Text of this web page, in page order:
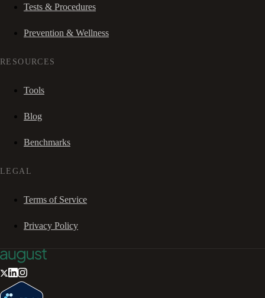
Tests & Procedures
Prevention & Wellness
RESOURCES
Tools
Blog
Benchmarks
LEGAL
Terms of Service
Privacy Policy